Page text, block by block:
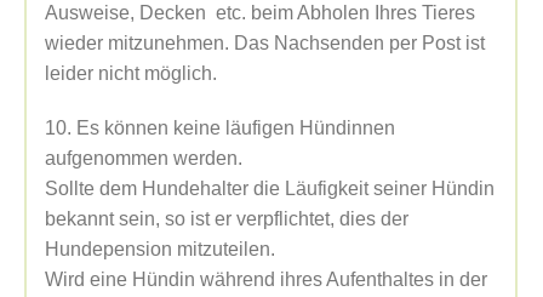
Ausweise, Decken etc. beim Abholen Ihres Tieres
wieder mitzunehmen. Das Nachsenden per Post ist
leider nicht möglich.
10. Es können keine läufigen Hündinnen
aufgenommen werden.
Sollte dem Hundehalter die Läufigkeit seiner Hündin
bekannt sein, so ist er verpflichtet, dies der
Hundepension mitzuteilen.
Wird eine Hündin während ihres Aufenthaltes in der